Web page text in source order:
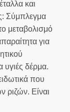
και
Σύμπλεγμα
μεταβολισμό
για
υγιές δέρμα.
που
ριζών. Είναι